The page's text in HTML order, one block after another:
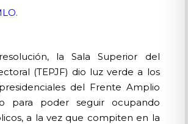
la Sala Superior del
(TEPJF) dio luz verde a los
del Frente Amplio
para poder seguir ocupando
a la vez que compiten en la